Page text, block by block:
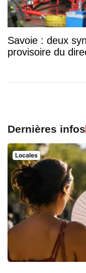
Savoie : deux
provisoire du
Dernières infos
Locales